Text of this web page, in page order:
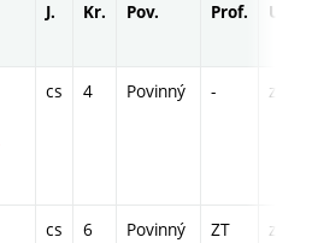
J. Kr. Pov. Prof. Uk.
cs 4 Povinný - zá,zk
cs 6 Povinný ZT zá,zk